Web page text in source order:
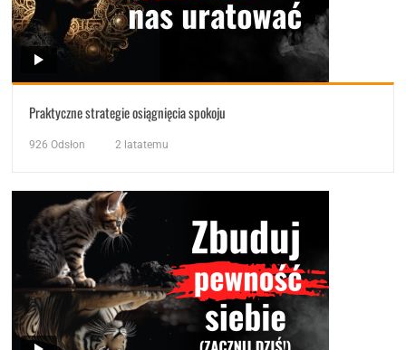
Praktyczne strategie osiągnięcia spokoju
926 Odsłon 2 latatemu